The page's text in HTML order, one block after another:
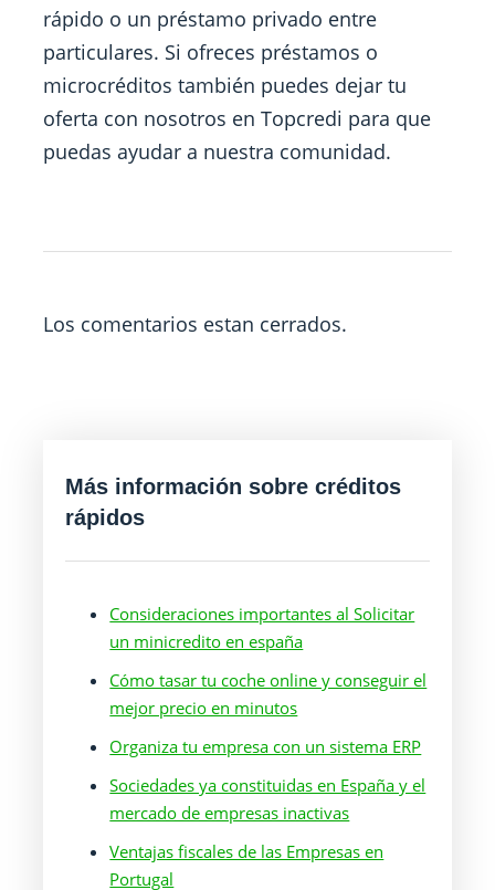
rápido o un préstamo privado entre
particulares. Si ofreces préstamos o
microcréditos también puedes dejar tu
oferta con nosotros en Topcredi para que
puedas ayudar a nuestra comunidad.
Los comentarios estan cerrados.
Más información sobre créditos
rápidos
Consideraciones importantes al Solicitar
un minicredito en españa
Cómo tasar tu coche online y conseguir el
mejor precio en minutos
Organiza tu empresa con un sistema ERP
Sociedades ya constituidas en España y el
mercado de empresas inactivas
Ventajas fiscales de las Empresas en
Portugal